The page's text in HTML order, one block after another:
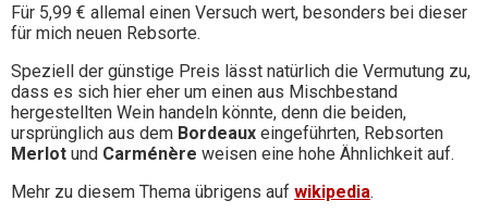
Für 5,99 € allemal einen Versuch wert, besonders bei dieser
für mich neuen Rebsorte.
Speziell der günstige Preis lässt natürlich die Vermutung zu,
dass es sich hier eher um einen aus Mischbestand
hergestellten Wein handeln könnte, denn die beiden,
ursprünglich aus dem Bordeaux eingeführten, Rebsorten
Merlot und Carménère weisen eine hohe Ähnlichkeit auf.
Mehr zu diesem Thema übrigens auf wikipedia.